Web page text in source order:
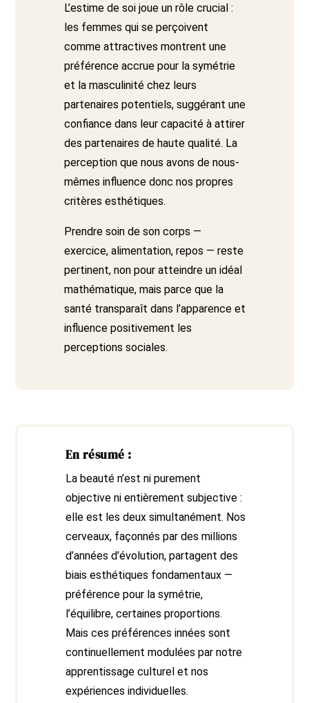
L’estime de soi joue un rôle crucial :
les femmes qui se perçoivent
comme attractives montrent une
préférence accrue pour la symétrie
et la masculinité chez leurs
partenaires potentiels, suggérant une
confiance dans leur capacité à attirer
des partenaires de haute qualité. La
perception que nous avons de nous-
mêmes influence donc nos propres
critères esthétiques.
Prendre soin de son corps —
exercice, alimentation, repos — reste
pertinent, non pour atteindre un idéal
mathématique, mais parce que la
santé transparaît dans l’apparence et
influence positivement les
perceptions sociales.
En résumé :
La beauté n’est ni purement
objective ni entièrement subjective :
elle est les deux simultanément. Nos
cerveaux, façonnés par des millions
d’années d’évolution, partagent des
biais esthétiques fondamentaux —
préférence pour la symétrie,
l’équilibre, certaines proportions.
Mais ces préférences innées sont
continuellement modulées par notre
apprentissage culturel et nos
expériences individuelles.